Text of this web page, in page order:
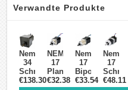
Verwandte Produkte
Nema
34
Schrittmotor
9:1
€138.30
NEMA
17
Planetengetriebe
Schrittmotor
€32.38
Nema
17
Bipolarer
Schrittmotor
€33.54
Nema
17
0.36
€48.11